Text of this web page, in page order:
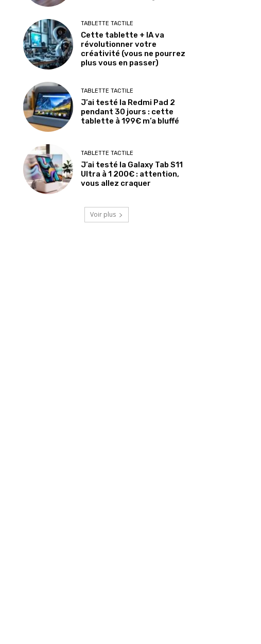
TABLETTE TACTILE
Cette tablette + IA va
révolutionner votre
créativité (vous ne pourrez
plus vous en passer)
TABLETTE TACTILE
J’ai testé la Redmi Pad 2
pendant 30 jours : cette
tablette à 199€ m’a bluffé
TABLETTE TACTILE
J’ai testé la Galaxy Tab S11
Ultra à 1 200€ : attention,
vous allez craquer
Voir plus